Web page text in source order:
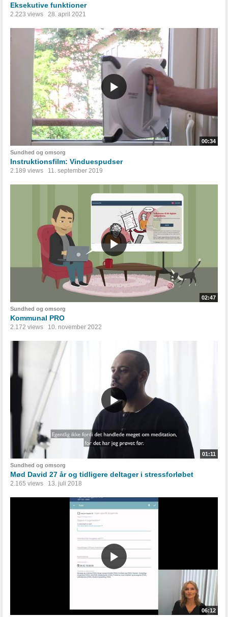
Eksekutive funktioner
2.223 views 28. april 2021
00:34
Sundhed og omsorg
Instruktionsfilm: Vinduespudser
2.189 views 11. september 2019
02:47
Sundhed og omsorg
Kommunal PRO
2.172 views 10. november 2022
01:11
Sundhed og omsorg
Mød David 27 år og tidligere deltager i stressforløbet
2.165 views 13. juli 2018
06:12